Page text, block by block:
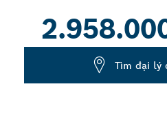
closed
Tìm đại lý